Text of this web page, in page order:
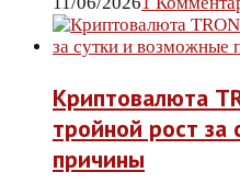
Криптовалюта
тройной рост
причины